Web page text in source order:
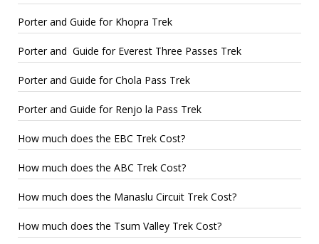
Porter and Guide for Khopra Trek
Porter and Guide for Everest Three Passes Trek
Porter and Guide for Chola Pass Trek
Porter and Guide for Renjo la Pass Trek
How much does the EBC Trek Cost?
How much does the ABC Trek Cost?
How much does the Manaslu Circuit Trek Cost?
How much does the Tsum Valley Trek Cost?